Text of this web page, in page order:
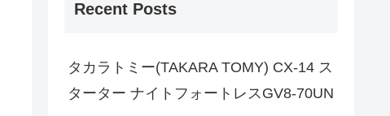
Recent Posts
タカラトミー(TAKARA TOMY) CX-14 ス
ターター ナイトフォートレスGV8-70UN